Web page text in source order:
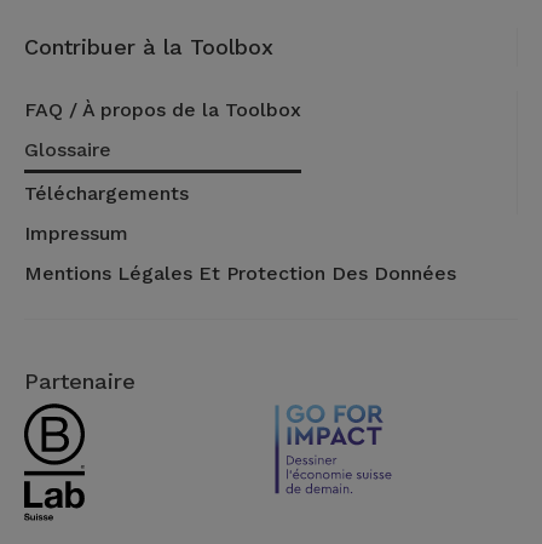
Contribuer à la Toolbox
FAQ / À propos de la Toolbox
Glossaire
Téléchargements
Impressum
Mentions Légales Et Protection Des Données
Partenaire